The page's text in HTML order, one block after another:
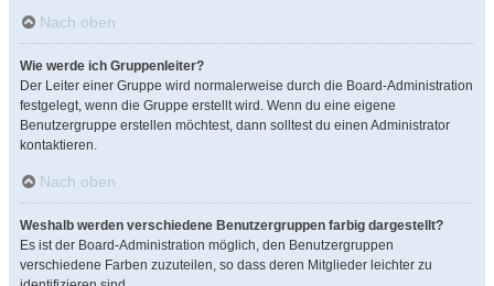
Nach oben
Wie werde ich Gruppenleiter?
Der Leiter einer Gruppe wird normalerweise durch die Board-Administration
festgelegt, wenn die Gruppe erstellt wird. Wenn du eine eigene
Benutzergruppe erstellen möchtest, dann solltest du einen Administrator
kontaktieren.
Nach oben
Weshalb werden verschiedene Benutzergruppen farbig dargestellt?
Es ist der Board-Administration möglich, den Benutzergruppen
verschiedene Farben zuzuteilen, so dass deren Mitglieder leichter zu